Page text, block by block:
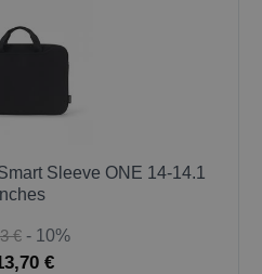
Sleeve ONE 14-14.1
€ - 10%
€